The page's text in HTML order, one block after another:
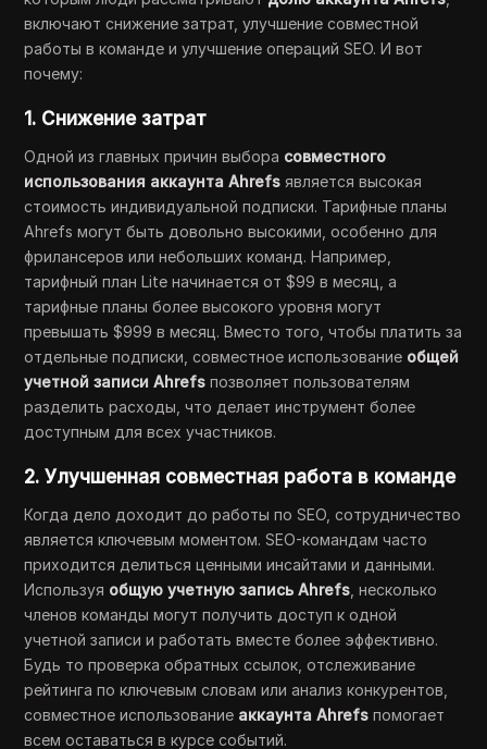
включают снижение затрат, улучшение совместной
работы в команде и улучшение операций SEO. И вот
почему:
1. Снижение затрат
Одной из главных причин выбора совместного
использования аккаунта Ahrefs является высокая
стоимость индивидуальной подписки. Тарифные планы
Ahrefs могут быть довольно высокими, особенно для
фрилансеров или небольших команд. Например,
тарифный план Lite начинается от $99 в месяц, а
тарифные планы более высокого уровня могут
превышать $999 в месяц. Вместо того, чтобы платить за
отдельные подписки, совместное использование общей
учетной записи Ahrefs позволяет пользователям
разделить расходы, что делает инструмент более
доступным для всех участников.
2. Улучшенная совместная работа в команде
Когда дело доходит до работы по SEO, сотрудничество
является ключевым моментом. SEO-командам часто
приходится делиться ценными инсайтами и данными.
Используя общую учетную запись Ahrefs , несколько
членов команды могут получить доступ к одной
учетной записи и работать вместе более эффективно.
Будь то проверка обратных ссылок, отслеживание
рейтинга по ключевым словам или анализ конкурентов,
совместное использование аккаунта Ahrefs помогает
всем оставаться в курсе событий.